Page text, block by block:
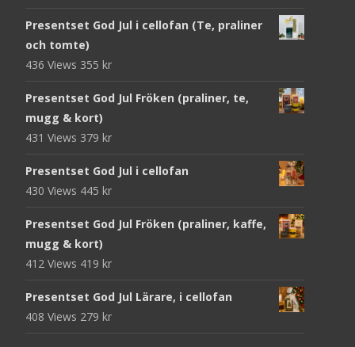
Presentset God Jul i cellofan (Te, praliner
och tomte)
436 Views 355 kr
Presentset God Jul Fröken (praliner, te,
mugg & kort)
431 Views 379 kr
Presentset God Jul i cellofan
430 Views 445 kr
Presentset God Jul Fröken (praliner, kaffe,
mugg & kort)
412 Views 419 kr
Presentset God Jul Lärare, i cellofan
408 Views 279 kr